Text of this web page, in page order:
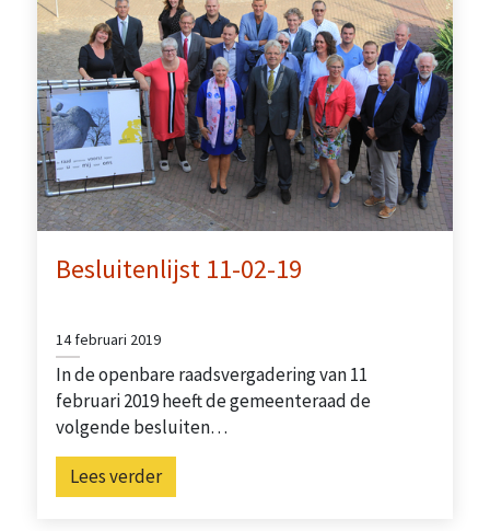
Besluitenlijst 11-02-19
14 februari 2019
In de openbare raadsvergadering van 11
februari 2019 heeft de gemeenteraad de
volgende besluiten…
Lees verder